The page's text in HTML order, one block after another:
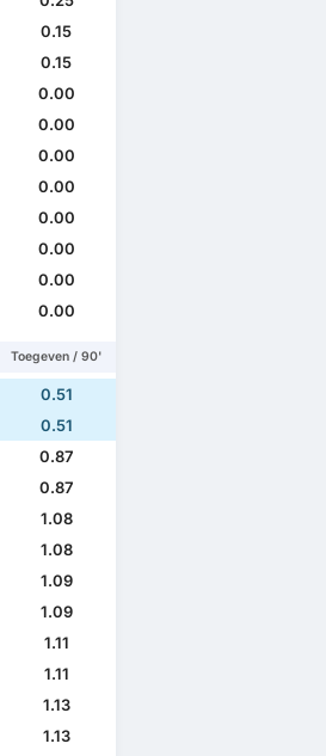
0.15
0.15
0.00
0.00
0.00
0.00
0.00
0.00
0.00
0.00
Toegeven / 90'
0.51
0.51
0.87
0.87
1.08
1.08
1.09
1.09
1.11
1.11
1.13
1.13